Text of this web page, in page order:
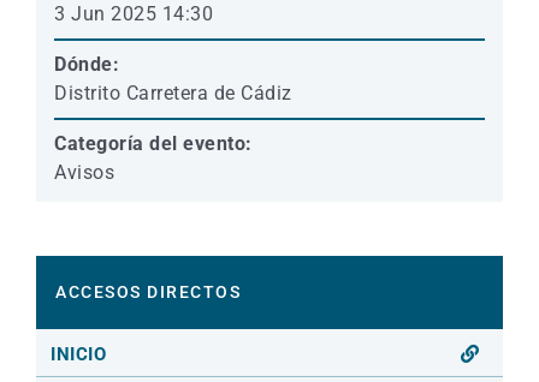
3 Jun 2025 14:30
Dónde:
Distrito Carretera de Cádiz
Categoría del evento:
Avisos
ACCESOS DIRECTOS
INICIO